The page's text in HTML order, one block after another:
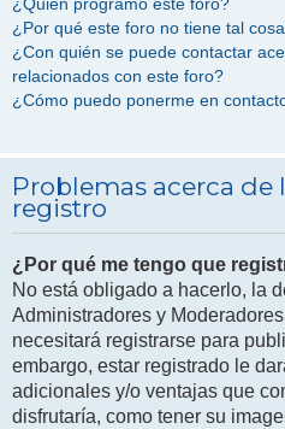
¿Quién programó este foro?
¿Por qué este foro no tiene tal
¿Con quién se puede contactar
relacionados con este foro?
¿Cómo puedo ponerme en
Problemas acerca
registro
¿Por qué me tengo que
No está obligado a hacerlo, la
Administradores y
necesitará registrarse para
embargo, estar registrado le
adicionales y/o ventajas que
disfrutaría, como tener su